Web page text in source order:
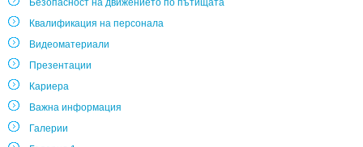
Безопасност на движението по пътищата
Квалификация на персонала
Видеоматериали
Презентации
Кариера
Важна информация
Галерии